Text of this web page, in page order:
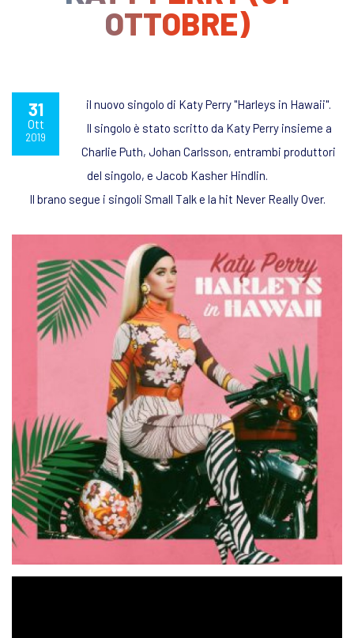
OTTOBRE)
31
Ott
2019
il nuovo singolo di Katy Perry "Harleys in Hawaii".
Il singolo è stato scritto da Katy Perry insieme a
Charlie Puth, Johan Carlsson, entrambi produttori
del singolo, e Jacob Kasher Hindlin.
Il brano segue i singoli Small Talk e la hit Never Really Over.